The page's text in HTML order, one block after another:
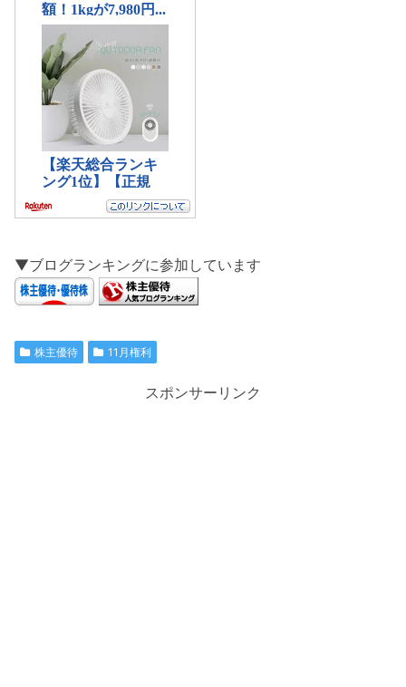
▼ブログランキングに参加しています
株主優待 11月権利
スポンサーリンク